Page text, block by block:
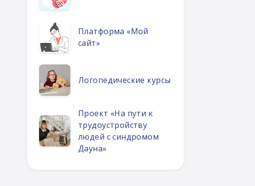
Платформа «Мой
сайт»
Логопедические курсы
Проект «На пути к
трудоустройству
людей с синдромом
Дауна»